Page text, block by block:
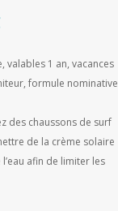
valables 1 an, vacances
formule nominative
des chaussons de surf
de la crème solaire
afin de limiter les